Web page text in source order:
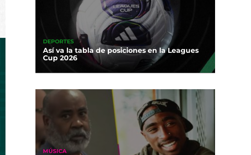
DEPORTES
Así va la tabla de posiciones en la Leagues
Cup 2026
MÚSICA